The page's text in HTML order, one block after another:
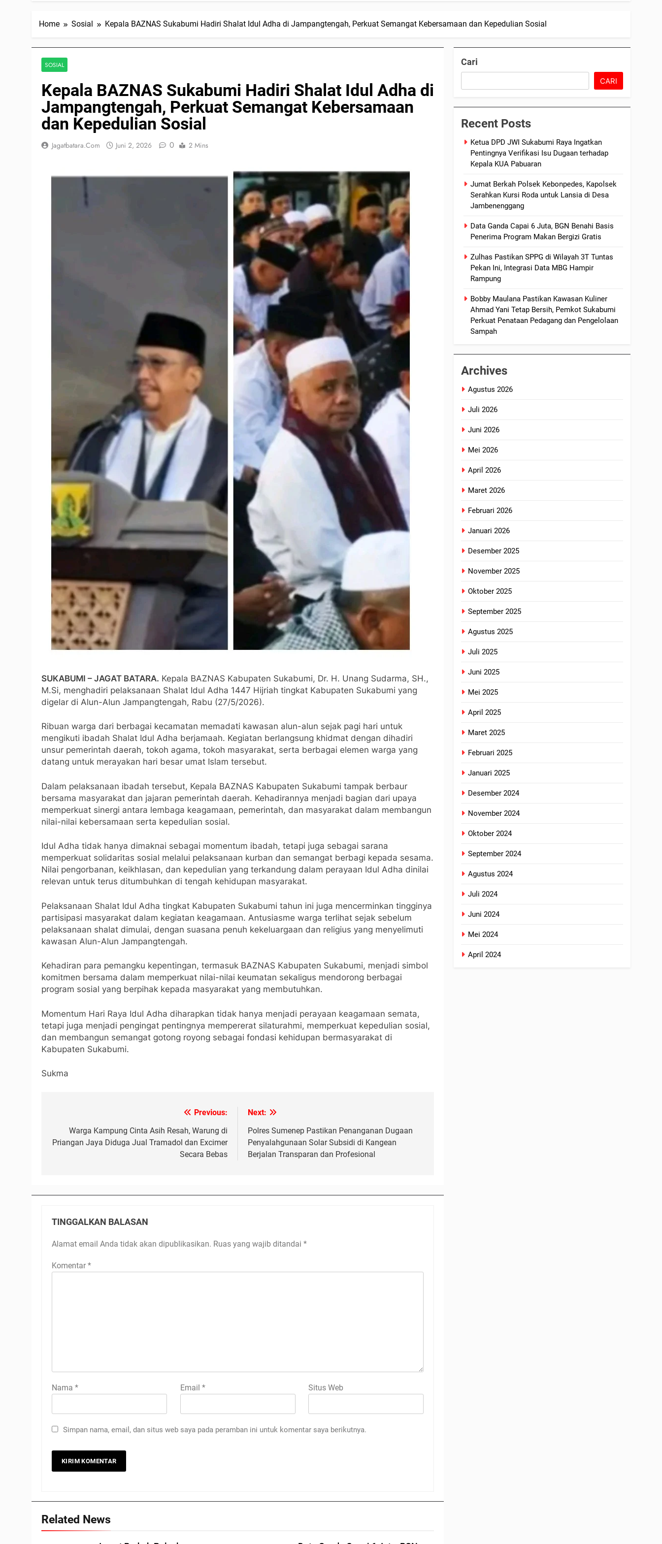
Home Sosial Kepala BAZNAS Sukabumi Hadiri Shalat Idul Adha di Jampangtengah, Perkuat Semangat Kebersamaan dan Kepedulian Sosial
SOSIAL
Kepala BAZNAS Sukabumi Hadiri Shalat Idul Adha di
Jampangtengah, Perkuat Semangat Kebersamaan
dan Kepedulian Sosial
Jagatbatara.com Juni 2, 2026 0 2 Mins
SUKABUMI – JAGAT BATARA. Kepala BAZNAS Kabupaten Sukabumi, Dr. H. Unang Sudarma, SH.,
M.Si, menghadiri pelaksanaan Shalat Idul Adha 1447 Hijriah tingkat Kabupaten Sukabumi yang
digelar di Alun-Alun Jampangtengah, Rabu (27/5/2026).
Ribuan warga dari berbagai kecamatan memadati kawasan alun-alun sejak pagi hari untuk
mengikuti ibadah Shalat Idul Adha berjamaah. Kegiatan berlangsung khidmat dengan dihadiri
unsur pemerintah daerah, tokoh agama, tokoh masyarakat, serta berbagai elemen warga yang
datang untuk merayakan hari besar umat Islam tersebut.
Dalam pelaksanaan ibadah tersebut, Kepala BAZNAS Kabupaten Sukabumi tampak berbaur
bersama masyarakat dan jajaran pemerintah daerah. Kehadirannya menjadi bagian dari upaya
memperkuat sinergi antara lembaga keagamaan, pemerintah, dan masyarakat dalam membangun
nilai-nilai kebersamaan serta kepedulian sosial.
Idul Adha tidak hanya dimaknai sebagai momentum ibadah, tetapi juga sebagai sarana
memperkuat solidaritas sosial melalui pelaksanaan kurban dan semangat berbagi kepada sesama.
Nilai pengorbanan, keikhlasan, dan kepedulian yang terkandung dalam perayaan Idul Adha dinilai
relevan untuk terus ditumbuhkan di tengah kehidupan masyarakat.
Pelaksanaan Shalat Idul Adha tingkat Kabupaten Sukabumi tahun ini juga mencerminkan tingginya
partisipasi masyarakat dalam kegiatan keagamaan. Antusiasme warga terlihat sejak sebelum
pelaksanaan shalat dimulai, dengan suasana penuh kekeluargaan dan religius yang menyelimuti
kawasan Alun-Alun Jampangtengah.
Kehadiran para pemangku kepentingan, termasuk BAZNAS Kabupaten Sukabumi, menjadi simbol
komitmen bersama dalam memperkuat nilai-nilai keumatan sekaligus mendorong berbagai
program sosial yang berpihak kepada masyarakat yang membutuhkan.
Momentum Hari Raya Idul Adha diharapkan tidak hanya menjadi perayaan keagamaan semata,
tetapi juga menjadi pengingat pentingnya mempererat silaturahmi, memperkuat kepedulian sosial,
dan membangun semangat gotong royong sebagai fondasi kehidupan bermasyarakat di
Kabupaten Sukabumi.
Sukma
pos
Previous:
Warga Kampung Cinta Asih Resah, Warung di
Priangan Jaya Diduga Jual Tramadol dan Excimer
Secara Bebas
Next:
Polres Sumenep Pastikan Penanganan Dugaan
Penyalahgunaan Solar Subsidi di Kangean
Berjalan Transparan dan Profesional
TINGGALKAN BALASAN
Alamat email Anda tidak akan dipublikasikan. Ruas yang wajib ditandai *
Komentar *
Nama * Email * Situs Web
Simpan nama, email, dan situs web saya pada peramban ini untuk komentar saya berikutnya.
Related News
Cari
CARI
Recent Posts
Ketua DPD JWI Sukabumi Raya Ingatkan
Pentingnya Verifikasi Isu Dugaan terhadap
Kepala KUA Pabuaran
Jumat Berkah Polsek Kebonpedes, Kapolsek
Serahkan Kursi Roda untuk Lansia di Desa
Jambenenggang
Data Ganda Capai 6 Juta, BGN Benahi Basis
Penerima Program Makan Bergizi Gratis
Zulhas Pastikan SPPG di Wilayah 3T Tuntas
Pekan Ini, Integrasi Data MBG Hampir
Rampung
Bobby Maulana Pastikan Kawasan Kuliner
Ahmad Yani Tetap Bersih, Pemkot Sukabumi
Perkuat Penataan Pedagang dan Pengelolaan
Sampah
Archives
Agustus 2026
Juli 2026
Juni 2026
Mei 2026
April 2026
Maret 2026
Februari 2026
Januari 2026
Desember 2025
November 2025
Oktober 2025
September 2025
Agustus 2025
Juli 2025
Juni 2025
Mei 2025
April 2025
Maret 2025
Februari 2025
Januari 2025
Desember 2024
November 2024
Oktober 2024
September 2024
Agustus 2024
Juli 2024
Juni 2024
Mei 2024
April 2024